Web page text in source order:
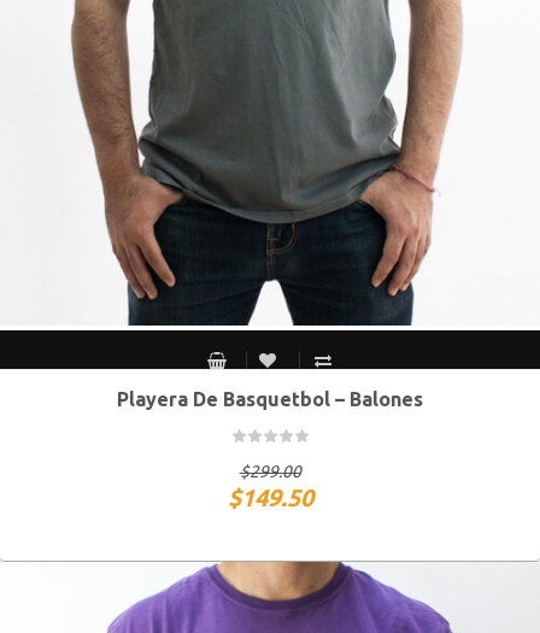
S MEX / XS USA M MEX / S USA G MEX / M USA XG MEX / G USA
Playera De Basquetbol – Balones
$299.00
$149.50